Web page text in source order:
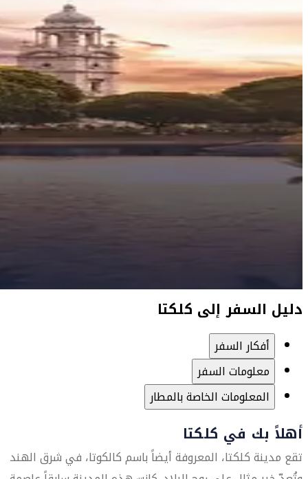
دليل السفر إلى كلكتا
أفكار السفر
معلومات السفر
المعلومات الخاصة بالمطار
أهلاً بك في كلكتا
تقع مدينة كلكتا، المعروفة أيضاً باسم كالكوتا، في شرق الهند